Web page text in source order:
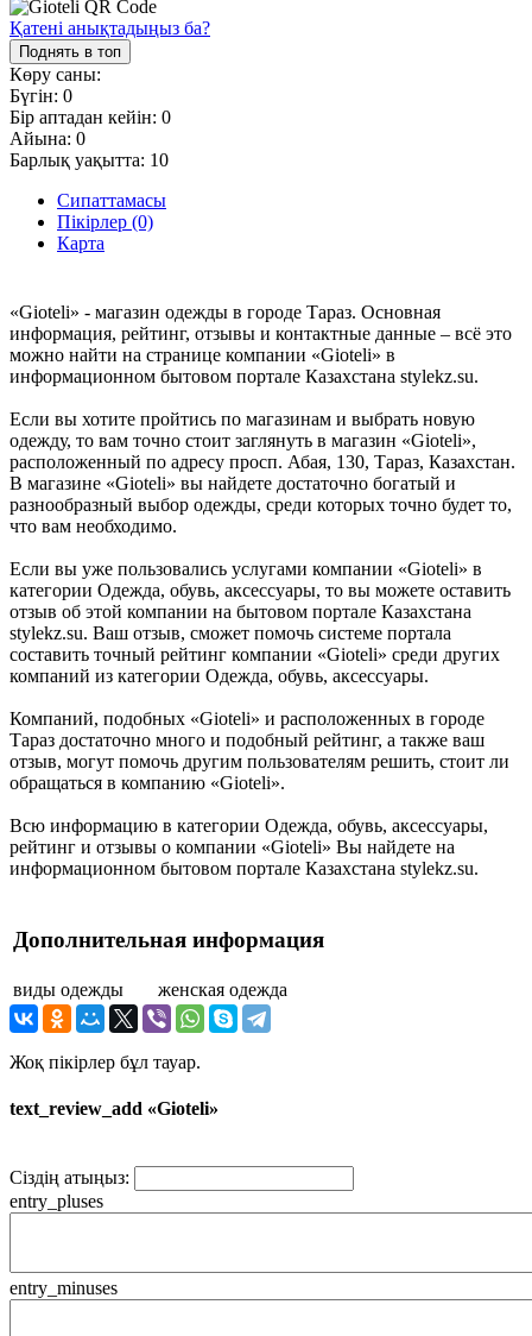
Қатені анықтадыңыз ба?
Поднять в топ
Көру саны:
Бүгін: 0
Бір аптадан кейін: 0
Айына: 0
Барлық уақытта: 10
Сипаттамасы
Пікірлер (0)
Карта
«Gioteli» - магазин одежды в городе Тараз. Основная
информация, рейтинг, отзывы и контактные данные – всё это
можно найти на странице компании «Gioteli» в
информационном бытовом портале Казахстана stylekz.su.
Если вы хотите пройтись по магазинам и выбрать новую
одежду, то вам точно стоит заглянуть в магазин «Gioteli»,
расположенный по адресу просп. Абая, 130, Тараз, Казахстан.
В магазине «Gioteli» вы найдете достаточно богатый и
разнообразный выбор одежды, среди которых точно будет то,
что вам необходимо.
Если вы уже пользовались услугами компании «Gioteli» в
категории Одежда, обувь, аксессуары, то вы можете оставить
отзыв об этой компании на бытовом портале Казахстана
stylekz.su. Ваш отзыв, сможет помочь системе портала
составить точный рейтинг компании «Gioteli» среди других
компаний из категории Одежда, обувь, аксессуары.
Компаний, подобных «Gioteli» и расположенных в городе
Тараз достаточно много и подобный рейтинг, а также ваш
отзыв, могут помочь другим пользователям решить, стоит ли
обращаться в компанию «Gioteli».
Всю информацию в категории Одежда, обувь, аксессуары,
рейтинг и отзывы о компании «Gioteli» Вы найдете на
информационном бытовом портале Казахстана stylekz.su.
Дополнительная информация
виды одежды женская одежда
Жоқ пікірлер бұл тауар.
text_review_add «Gioteli»
Сіздің атыңыз:
entry_pluses
entry_minuses